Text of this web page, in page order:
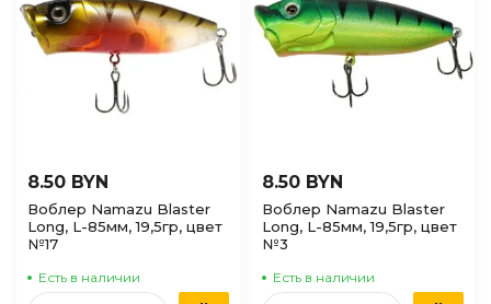
8.50 BYN
Воблер Namazu Blaster
Long, L-85мм, 19,5гр, цвет
№17
Есть в наличии
8.50 BYN
Воблер Namazu Blaster
Long, L-85мм, 19,5гр, цвет
№3
Есть в наличии